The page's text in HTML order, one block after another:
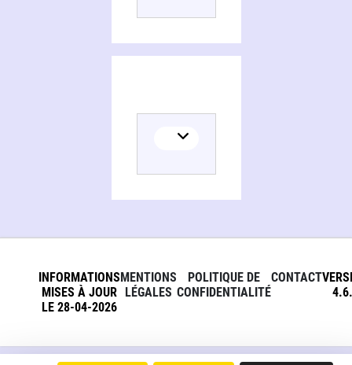
INFORMATIONS
MISES À JOUR
LE 28-04-2026
MENTIONS
LÉGALES
POLITIQUE DE
CONFIDENTIALITÉ
CONTACT